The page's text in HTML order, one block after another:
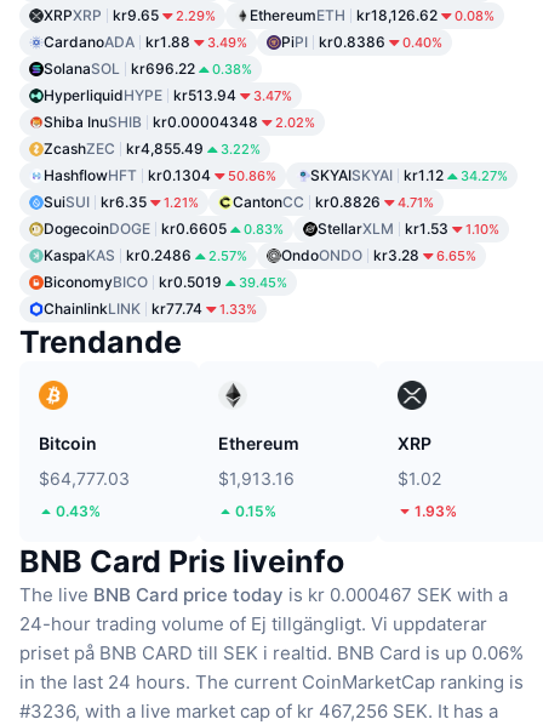
XRPXRP kr9.65 2.29% EthereumETH kr18,126.62 0.08%
CardanoADA kr1.88 3.49% PiPI kr0.8386 0.40%
SolanaSOL kr696.22 0.38%
HyperliquidHYPE kr513.94 3.47%
Shiba InuSHIB kr0.00004348 2.02%
ZcashZEC kr4,855.49 3.22%
HashflowHFT kr0.1304 50.86% SKYAISKYAI kr1.12 34.27%
SuiSUI kr6.35 1.21% CantonCC kr0.8826 4.71%
DogecoinDOGE kr0.6605 0.83% StellarXLM kr1.53 1.10%
KaspaKAS kr0.2486 2.57% OndoONDO kr3.28 6.65%
BiconomyBICO kr0.5019 39.45%
ChainlinkLINK kr77.74 1.33%
Trendande
Bitcoin
$64,777.03
0.43%
Ethereum
$1,913.16
0.15%
XRP
$1.02
1.93%
BNB Card Pris liveinfo
The live BNB Card price today is kr 0.000467 SEK with a
24-hour trading volume of Ej tillgängligt. Vi uppdaterar
priset på BNB CARD till SEK i realtid. BNB Card is up 0.06%
in the last 24 hours. The current CoinMarketCap ranking is
#3236, with a live market cap of kr 467,256 SEK. It has a